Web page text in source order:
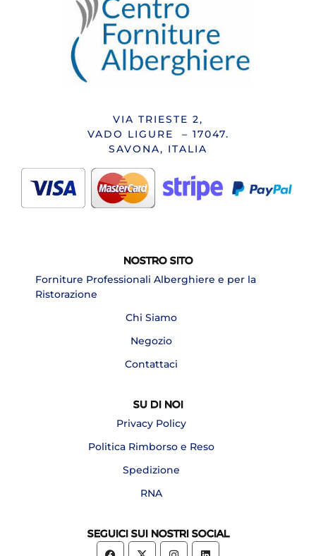
VIA TRIESTE 2,
VADO LIGURE – 17047.
SAVONA, ITALIA
NOSTRO SITO
Forniture Professionali Alberghiere e per la
Ristorazione
Chi Siamo
Negozio
Contattaci
SU DI NOI
Privacy Policy
Politica Rimborso e Reso
Spedizione
RNA
SEGUICI SUI NOSTRI SOCIAL